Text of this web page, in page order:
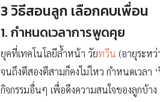
3 วิธีสอนลูก เลือกคบเพื่อน
1. กำหนดเวลาการพูดคุย
ยุคที่เทคโนโลยีล้ำหน้า วัยทวีน (อายุระห
จนถึงตีสองตีสามก็คงไม่ไหว กำหนดเวลา
กิจกรรมอื่นๆ เพื่อดึงความสนใจของลูกบ้าง